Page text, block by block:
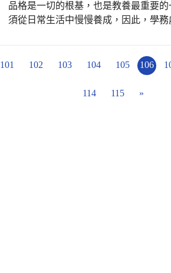
品格是一切的根基，也是教養最重要
須從日常生活中慢慢養成，因此，學
101 102 103 104 105 106
114 115 »